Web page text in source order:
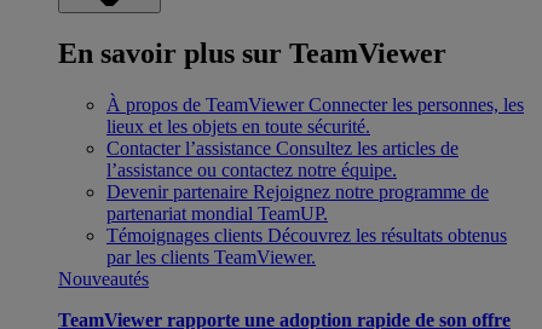
En savoir plus sur TeamViewer
À propos de TeamViewer Connecter les personnes, les
lieux et les objets en toute sécurité.
Contacter l’assistance Consultez les articles de
l’assistance ou contactez notre équipe.
Devenir partenaire Rejoignez notre programme de
partenariat mondial TeamUP.
Témoignages clients Découvrez les résultats obtenus
par les clients TeamViewer.
Nouveautés
TeamViewer rapporte une adoption rapide de son offre